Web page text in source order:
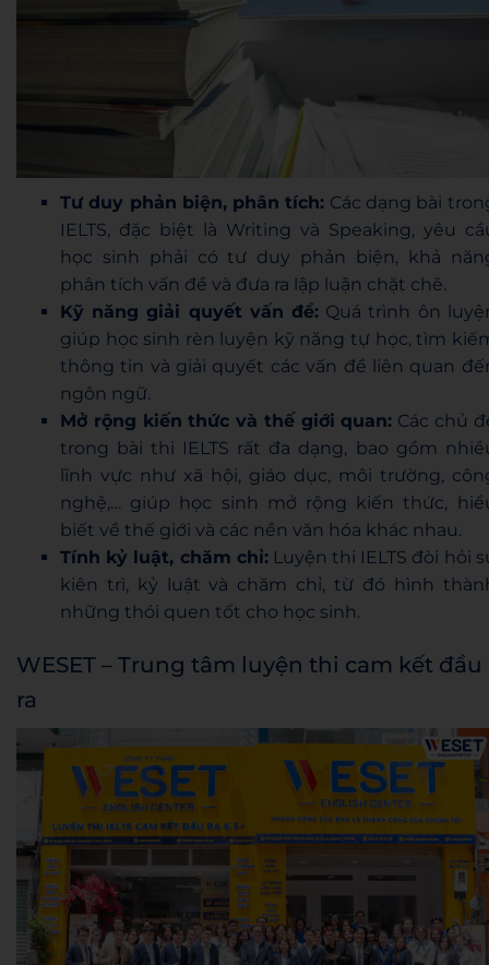
Tư duy phản biện, phân tích: Các dạng bài
IELTS, đặc biệt là Writing và Speaking, yêu
học sinh phải có tư duy phản biện, khả
phân tích vấn đề và đưa ra lập luận chặt chẽ.
Kỹ năng giải quyết vấn đề:Quá trình ôn
giúp học sinh rèn luyện kỹ năng tự học, tìm
thông tin và giải quyết các vấn đề liên quan
ngôn ngữ.
Mở rộng kiến thức và thế giới quan: Các chủ
trong bài thi IELTS rất đa dạng, bao gồm
lĩnh vực như xã hội, giáo dục, môi trường,
nghệ,… giúp học sinh mở rộng kiến thức,
biết về thế giới và các nền văn hóa khác nhau.
Tính kỷ luật, chăm chỉ:Luyện thi IELTS đòi hỏi
kiên trì, kỷ luật và chăm chỉ, từ đó hình
những thói quen tốt cho học sinh.
WESET – Trung tâm luyện thi cam kết đầu
ra